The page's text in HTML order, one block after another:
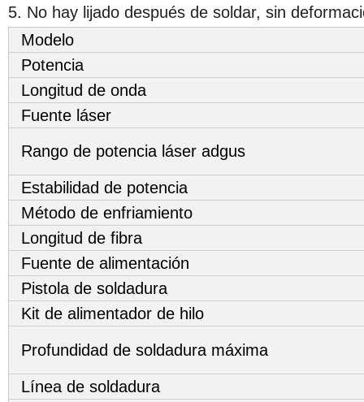
5. No hay lijado después de soldar, sin
Modelo
Potencia
Longitud de onda
Fuente láser
Rango de potencia láser adgus
Estabilidad de potencia
Método de enfriamiento
Longitud de fibra
Fuente de alimentación
Pistola de soldadura
Kit de alimentador de hilo
Profundidad de soldadura máxima
Línea de soldadura